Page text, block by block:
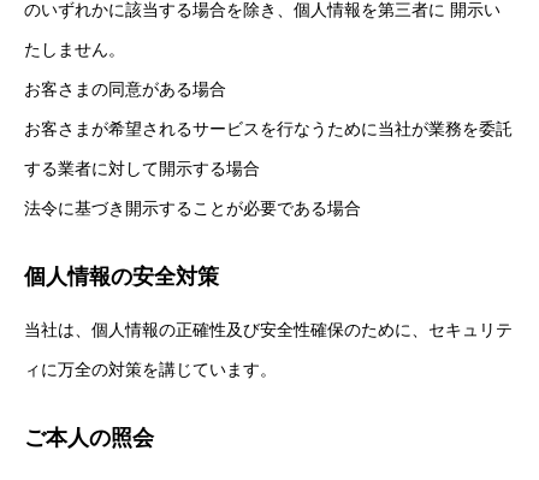
のいずれかに該当する場合を除き、個人情報を第三者に 開示い
たしません。
お客さまの同意がある場合
お客さまが希望されるサービスを行なうために当社が業務を委託
する業者に対して開示する場合
法令に基づき開示することが必要である場合
個人情報の安全対策
当社は、個人情報の正確性及び安全性確保のために、セキュリテ
ィに万全の対策を講じています。
ご本人の照会